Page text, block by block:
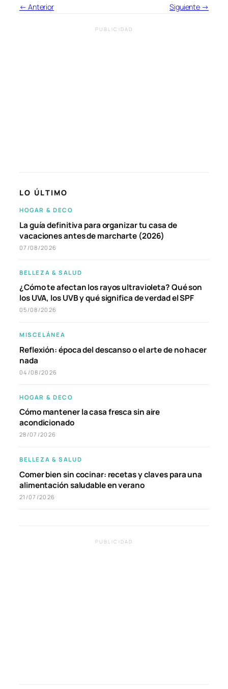
← Anterior Siguiente →
PUBLICIDAD
LO ÚLTIMO
HOGAR & DECO
La guía definitiva para organizar tu casa de
vacaciones antes de marcharte (2026)
07/08/2026
BELLEZA & SALUD
¿Cómo te afectan los rayos ultravioleta? Qué son
los UVA, los UVB y qué significa de verdad el SPF
05/08/2026
MISCELÁNEA
Reflexión: época del descanso o el arte de no hacer
nada
04/08/2026
HOGAR & DECO
Cómo mantener la casa fresca sin aire
acondicionado
28/07/2026
BELLEZA & SALUD
Comer bien sin cocinar: recetas y claves para una
alimentación saludable en verano
21/07/2026
PUBLICIDAD